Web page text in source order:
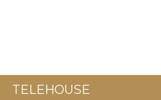
TELEHOUSE